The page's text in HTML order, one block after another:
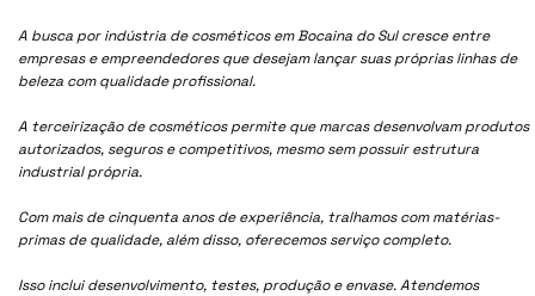
A busca por indústria de cosméticos em Bocaina do Sul cresce entre
empresas e empreendedores que desejam lançar suas próprias linhas de
beleza com qualidade profissional.
A terceirização de cosméticos permite que marcas desenvolvam produtos
autorizados, seguros e competitivos, mesmo sem possuir estrutura
industrial própria.
Com mais de cinquenta anos de experiência, tralhamos com matérias-
primas de qualidade, além disso, oferecemos serviço completo.
Isso inclui desenvolvimento, testes, produção e envase. Atendemos